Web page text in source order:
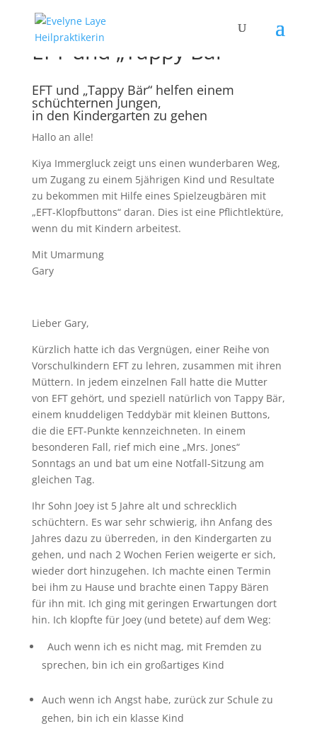
EFT und „Tappy Bär“
EFT und „Tappy Bär“ helfen einem
schüchternen Jungen,
in den Kindergarten zu gehen
Hallo an alle!
Kiya Immergluck zeigt uns einen wunderbaren Weg,
um Zugang zu einem 5jährigen Kind und Resultate
zu bekommen mit Hilfe eines Spielzeugbären mit
„EFT-Klopfbuttons“ daran. Dies ist eine Pflichtlektüre,
wenn du mit Kindern arbeitest.
Mit Umarmung
Gary
Lieber Gary,
Kürzlich hatte ich das Vergnügen, einer Reihe von
Vorschulkindern EFT zu lehren, zusammen mit ihren
Müttern. In jedem einzelnen Fall hatte die Mutter
von EFT gehört, und speziell natürlich von Tappy Bär,
einem knuddeligen Teddybär mit kleinen Buttons,
die die EFT-Punkte kennzeichneten. In einem
besonderen Fall, rief mich eine „Mrs. Jones“
Sonntags an und bat um eine Notfall-Sitzung am
gleichen Tag.
Ihr Sohn Joey ist 5 Jahre alt und schrecklich
schüchtern. Es war sehr schwierig, ihn Anfang des
Jahres dazu zu überreden, in den Kindergarten zu
gehen, und nach 2 Wochen Ferien weigerte er sich,
wieder dort hinzugehen. Ich machte einen Termin
bei ihm zu Hause und brachte einen Tappy Bären
für ihn mit. Ich ging mit geringen Erwartungen dort
hin. Ich klopfte für Joey (und betete) auf dem Weg:
Auch wenn ich es nicht mag, mit Fremden zu
sprechen, bin ich ein großartiges Kind
Auch wenn ich Angst habe, zurück zur Schule zu
gehen, bin ich ein klasse Kind